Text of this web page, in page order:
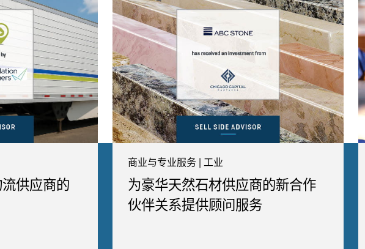
供应商的
商业与专业服务 | 工业
为豪华天然石材供应商的新合作
伙伴关系提供顾问服务